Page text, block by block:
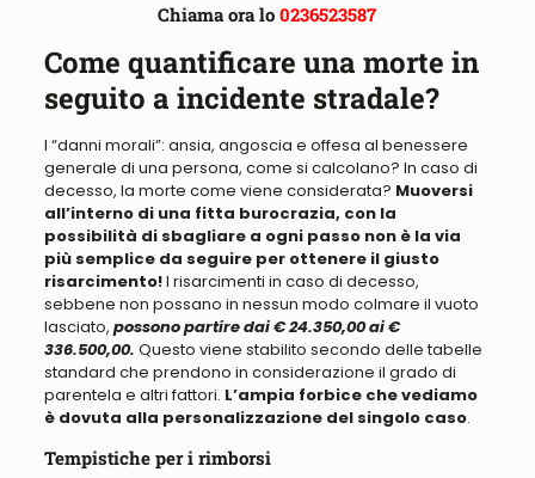
Chiama ora lo0236523587
Come quantificare una morte in
seguito a incidente stradale?
I “danni morali”: ansia, angoscia e offesa al benessere
generale di una persona, come si calcolano? In caso di
decesso, la morte come viene considerata? Muoversi
all’interno di una fitta burocrazia, con la
possibilità di sbagliare a ogni passo non è la via
più semplice da seguire per ottenere il giusto
risarcimento!I risarcimenti in caso di decesso,
sebbene non possano in nessun modo colmare il vuoto
lasciato, possono partire dai € 24.350,00 ai €
336.500,00. Questo viene stabilito secondo delle tabelle
standard che prendono in considerazione il grado di
parentela e altri fattori. L’ampia forbice che vediamo
è dovuta alla personalizzazione del singolo caso.
Tempistiche per i rimborsi